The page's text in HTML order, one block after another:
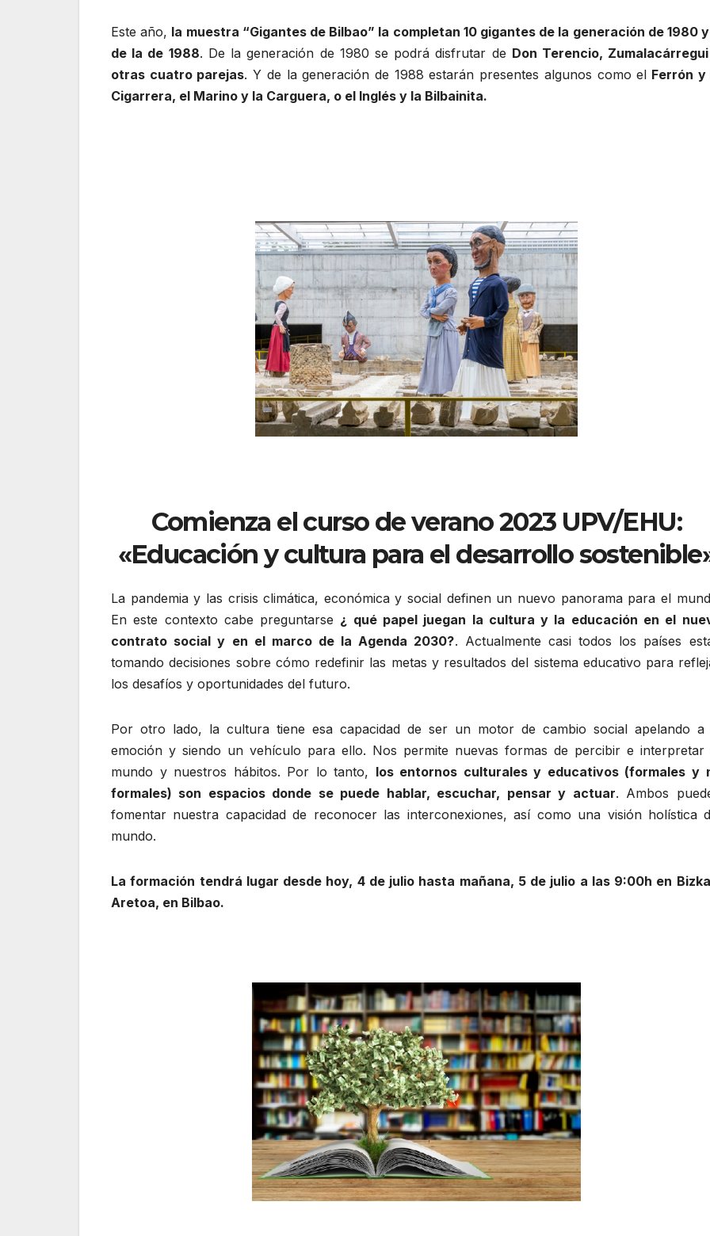
Este año, la muestra “Gigantes de Bilbao” la completan 10 gigantes de la generación de 1980
de la de 1988. De la generación de 1980 se podrá disfrutar de Don Terencio,
otras cuatro parejas. Y de la generación de 1988 estarán presentes algunos como el Ferrón y
Cigarrera, el Marino y la Carguera, o el Inglés y la Bilbainita.
Comienza el curso de verano 2023 UPV/EHU:
«Educación y cultura para el desarrollo
La pandemia y las crisis climática, económica y social definen un nuevo panorama para el
En este contexto cabe preguntarse ¿ qué papel juegan la cultura y la educación en el
contrato social y en el marco de la Agenda 2030?. Actualmente casi todos los países
tomando decisiones sobre cómo redefinir las metas y resultados del sistema educativo para
los desafíos y oportunidades del futuro.
Por otro lado, la cultura tiene esa capacidad de ser un motor de cambio social apelando a
emoción y siendo un vehículo para ello. Nos permite nuevas formas de percibir e interpretar
mundo y nuestros hábitos. Por lo tanto, los entornos culturales y educativos (formales y
formales) son espacios donde se puede hablar, escuchar, pensar y actuar. Ambos
fomentar nuestra capacidad de reconocer las interconexiones, así como una visión holística
mundo.
La formación tendrá lugar desde hoy, 4 de julio hasta mañana, 5 de julio a las 9:00h en
Aretoa, en Bilbao.